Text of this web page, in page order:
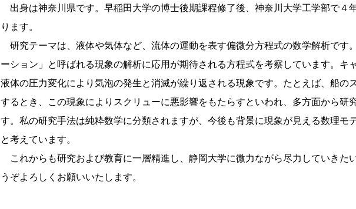
出身は神奈川県です。早稲田大学の博士後期課程修了後、神奈川大学工学部で４
ります。
研究テーマは、液体や気体など、流体の運動を表す偏微分方程式の数学解析です
ーション」と呼ばれる現象の解析に応用が期待される方程式を考察しています。キ
液体の圧力変化により気泡の発生と消滅が繰り返される現象です。たとえば、船の
するとき、この現象によりスクリューに悪影響をもたらすといわれ、多方面から研
す。私の研究手法は純粋数学に分類されますが、今後も背景に現象が見える数理モ
と考えています。
これからも研究および教育に一層精進し、静岡大学に微力ながら尽力していきた
うぞよろしくお願いいたします。